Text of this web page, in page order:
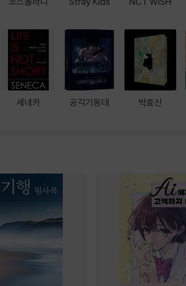
세네카 공각기동대 박효신